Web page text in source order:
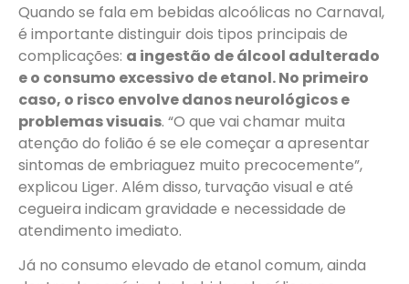
Quando se fala em bebidas alcoólicas no Carnaval,
é importante distinguir dois tipos principais de
complicações: a ingestão de álcool adulterado
e o consumo excessivo de etanol. No primeiro
caso, o risco envolve danos neurológicos e
problemas visuais. “O que vai chamar muita
atenção do folião é se ele começar a apresentar
sintomas de embriaguez muito precocemente”,
explicou Liger. Além disso, turvação visual e até
cegueira indicam gravidade e necessidade de
atendimento imediato.
Já no consumo elevado de etanol comum, ainda